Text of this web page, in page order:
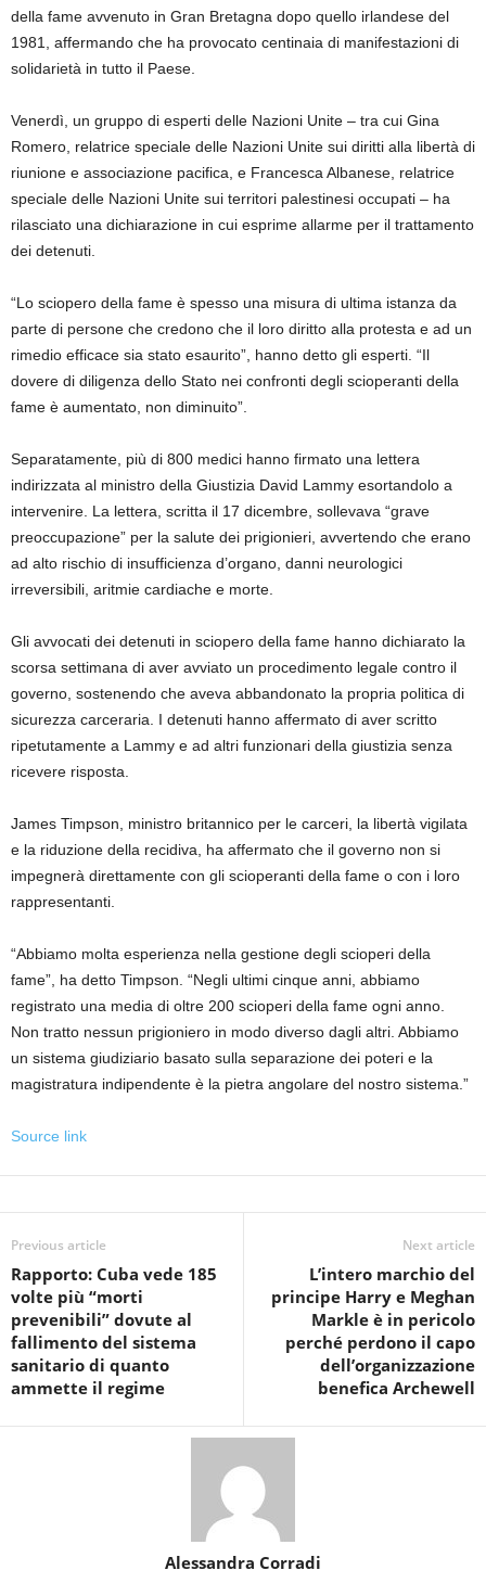
della fame avvenuto in Gran Bretagna dopo quello irlandese del
1981, affermando che ha provocato centinaia di manifestazioni di
solidarietà in tutto il Paese.
Venerdì, un gruppo di esperti delle Nazioni Unite – tra cui Gina
Romero, relatrice speciale delle Nazioni Unite sui diritti alla libertà di
riunione e associazione pacifica, e Francesca Albanese, relatrice
speciale delle Nazioni Unite sui territori palestinesi occupati – ha
rilasciato una dichiarazione in cui esprime allarme per il trattamento
dei detenuti.
“Lo sciopero della fame è spesso una misura di ultima istanza da
parte di persone che credono che il loro diritto alla protesta e ad un
rimedio efficace sia stato esaurito”, hanno detto gli esperti. “Il
dovere di diligenza dello Stato nei confronti degli scioperanti della
fame è aumentato, non diminuito”.
Separatamente, più di 800 medici hanno firmato una lettera
indirizzata al ministro della Giustizia David Lammy esortandolo a
intervenire. La lettera, scritta il 17 dicembre, sollevava “grave
preoccupazione” per la salute dei prigionieri, avvertendo che erano
ad alto rischio di insufficienza d’organo, danni neurologici
irreversibili, aritmie cardiache e morte.
Gli avvocati dei detenuti in sciopero della fame hanno dichiarato la
scorsa settimana di aver avviato un procedimento legale contro il
governo, sostenendo che aveva abbandonato la propria politica di
sicurezza carceraria. I detenuti hanno affermato di aver scritto
ripetutamente a Lammy e ad altri funzionari della giustizia senza
ricevere risposta.
James Timpson, ministro britannico per le carceri, la libertà vigilata
e la riduzione della recidiva, ha affermato che il governo non si
impegnerà direttamente con gli scioperanti della fame o con i loro
rappresentanti.
“Abbiamo molta esperienza nella gestione degli scioperi della
fame”, ha detto Timpson. “Negli ultimi cinque anni, abbiamo
registrato una media di oltre 200 scioperi della fame ogni anno.
Non tratto nessun prigioniero in modo diverso dagli altri. Abbiamo
un sistema giudiziario basato sulla separazione dei poteri e la
magistratura indipendente è la pietra angolare del nostro sistema.”
Source link
Previous article
Rapporto: Cuba vede 185
volte più “morti
prevenibili” dovute al
fallimento del sistema
sanitario di quanto
ammette il regime
Next article
L’intero marchio del
principe Harry e Meghan
Markle è in pericolo
perché perdono il capo
dell’organizzazione
benefica Archewell
Alessandra Corradi